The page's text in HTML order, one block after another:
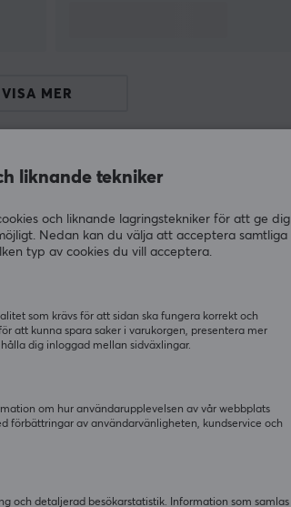
att njuta av seger.
VISA MER
köpte även
liknande tekniker
och liknande lagringstekniker för att ge dig
Nedan kan du välja att acceptera samtliga
typ av cookies du vill acceptera.
som krävs för att sidan ska fungera korrekt och
att kunna spara saker i varukorgen, presentera mer
dig inloggad mellan sidväxlingar.
om hur användarupplevelsen av vår webbplats
förbättringar av användarvänligheten, kundservice och
och detaljerad besökarstatistik. Information som samlas